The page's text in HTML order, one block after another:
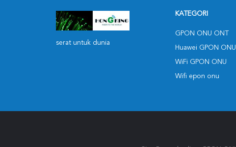
serat untuk dunia
KATEGORI
GPON ONU ONT
Huawei GPON ONU
WiFi GPON ONU
Wifi epon onu